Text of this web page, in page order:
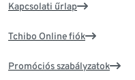
Kapcsolati űrlap
Tchibo Online fiók
Promóciós szabályzatok